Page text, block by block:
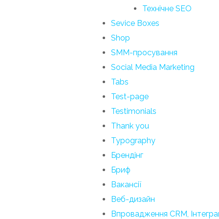
Технічне SEO
Sevice Boxes​
Shop
SMM-просування
Social Media Marketing
Tabs
Test-page
Testimonials
Thank you
Typography
Брендінг
Бриф
Вакансії
Веб-дизайн
Впровадження CRM,